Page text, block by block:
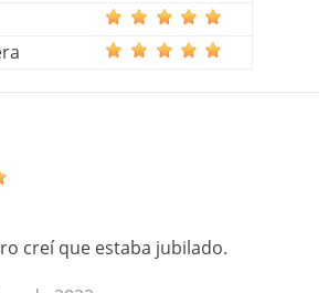
creí que estaba jubilado.